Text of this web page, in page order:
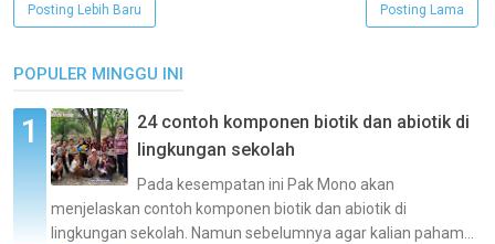
Posting Lebih Baru Posting Lama
POPULER MINGGU INI
24 contoh komponen biotik dan abiotik di
lingkungan sekolah
Pada kesempatan ini Pak Mono akan
menjelaskan contoh komponen biotik dan abiotik di
lingkungan sekolah. Namun sebelumnya agar kalian paham...